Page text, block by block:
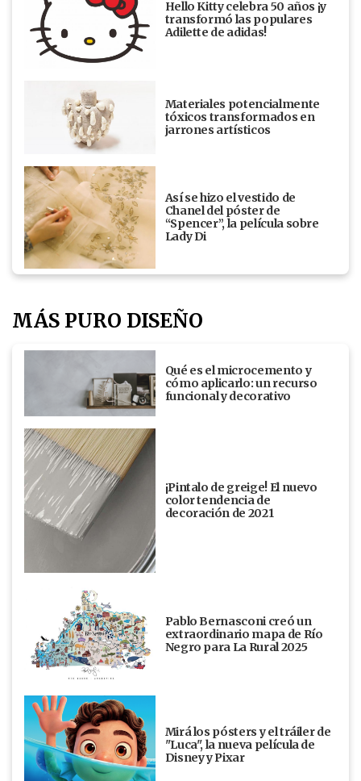
Hello Kitty celebra 50 años ¡y
transformó las populares
Adilette de adidas!
Materiales potencialmente
tóxicos transformados en
jarrones artísticos
Así se hizo el vestido de
Chanel del póster de
“Spencer”, la película sobre
Lady Di
MÁS PURO DISEÑO
Qué es el microcemento y
cómo aplicarlo: un recurso
funcional y decorativo
¡Pintalo de greige! El nuevo
color tendencia de
decoración de 2021
Pablo Bernasconi creó un
extraordinario mapa de Río
Negro para La Rural 2025
Mirá los pósters y el tráiler de
"Luca", la nueva película de
Disney y Pixar